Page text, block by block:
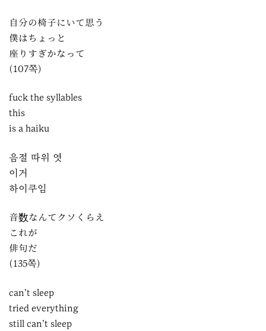
自分の椅子にいて思う
僕はちょっと
座りすぎかなって
(107쪽)
fuck the syllables
this
is a haiku
음절 따위 엿
이거
하이쿠임
音数なんてクソくらえ
これが
俳句だ
(135쪽)
can’t sleep
tried everything
still can’t sleep